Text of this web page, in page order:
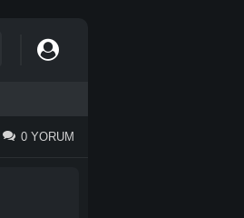
0 YORUM